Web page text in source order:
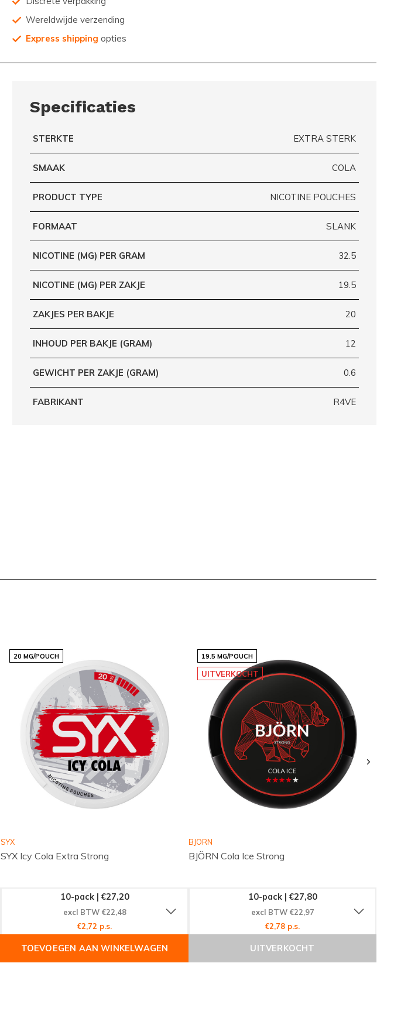
Wereldwijde verzending
Express shipping opties
Specificaties
STERKTE EXTRA STERK
SMAAK COLA
PRODUCT TYPE NICOTINE POUCHES
FORMAAT SLANK
NICOTINE (MG) PER GRAM 32.5
NICOTINE (MG) PER ZAKJE 19.5
ZAKJES PER BAKJE 20
INHOUD PER BAKJE (GRAM) 12
GEWICHT PER ZAKJE (GRAM) 0.6
FABRIKANT R4VE
20 MG/POUCH
SYX
SYX Icy Cola Extra Strong
10-pack | €27,20
excl BTW €22,48
€2,72 p.s.
TOEVOEGEN AAN WINKELWAGEN
19.5 MG/POUCH
UITVERKOCHT
BJORN
BJÖRN Cola Ice Strong
10-pack | €27,80
excl BTW €22,97
€2,78 p.s.
UITVERKOCHT